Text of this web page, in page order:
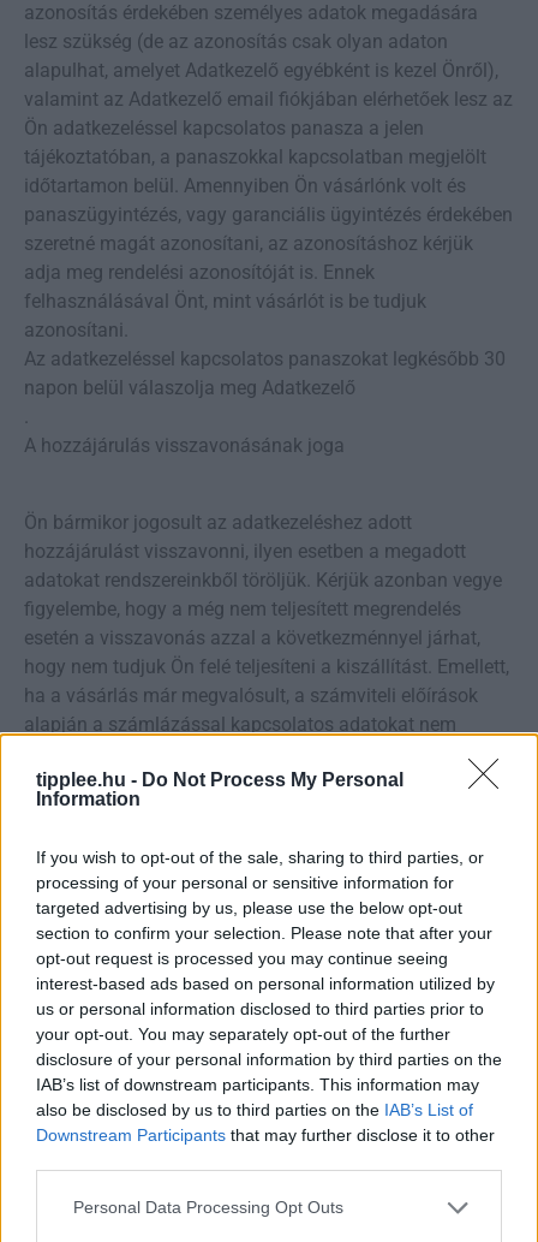
tipplee.hu - Do Not Process My Personal
Information
If you wish to opt-out of the sale, sharing to third parties, or
processing of your personal or sensitive information for
targeted advertising by us, please use the below opt-out
section to confirm your selection. Please note that after your
opt-out request is processed you may continue seeing
interest-based ads based on personal information utilized by
us or personal information disclosed to third parties prior to
your opt-out. You may separately opt-out of the further
disclosure of your personal information by third parties on the
IAB’s list of downstream participants. This information may
also be disclosed by us to third parties on the IAB’s List of
Downstream Participants that may further disclose it to other
Personal Data Processing Opt Outs
azonosítás érdekében személyes adatok megadására
lesz szükség (de az azonosítás csak olyan adaton
alapulhat, amelyet Adatkezelő egyébként is kezel Önről),
valamint az Adatkezelő email fiókjában elérhetőek lesz az
Ön adatkezeléssel kapcsolatos panasza a jelen
tájékoztatóban, a panaszokkal kapcsolatban megjelölt
időtartamon belül. Amennyiben Ön vásárlónk volt és
panaszügyintézés, vagy garanciális ügyintézés érdekében
szeretné magát azonosítani, az azonosításhoz kérjük
adja meg rendelési azonosítóját is. Ennek
felhasználásával Önt, mint vásárlót is be tudjuk
azonosítani.
Az adatkezeléssel kapcsolatos panaszokat legkésőbb 30
napon belül válaszolja meg Adatkezelő
.
A hozzájárulás visszavonásának joga
Ön bármikor jogosult az adatkezeléshez adott
hozzájárulást visszavonni, ilyen esetben a megadott
adatokat rendszereinkből töröljük. Kérjük azonban vegye
figyelembe, hogy a még nem teljesített megrendelés
esetén a visszavonás azzal a következménnyel járhat,
hogy nem tudjuk Ön felé teljesíteni a kiszállítást. Emellett,
ha a vásárlás már megvalósult, a számviteli előírások
alapján a számlázással kapcsolatos adatokat nem
törölhetjük rendszereinkből, valamint ha Önnek tartozása
áll fenn felénk, akkor a követelés behajtásával
kapcsolatos jogos érdek alapján adatait a hozzájárulás
A személyes adatokhoz való
hozzáférés
Ön jogosult arra, hogy az Adatkezelőtől visszajelzést
kapjon arra vonatkozóan, hogy személyes adatainak
kezelése folyamatban van-e, és ha adatkezelés
folyamatban van, jogosult arra, hogy:
• a kezelt személyes adatokhoz hozzáférést kapjon és
• a következő információkról az Adatkezelő
tájékoztassa:
o az adatkezelés céljai;
o az Önről kezelt személyes adatok kategóriái;